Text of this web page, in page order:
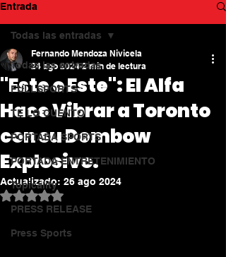
Entrada
Todas las entradas
FULLSPORTS
TE LO CUENTO
PORTADA SPORTS
PORTADA ENTRETENIMIENTO
Topicality
PRESS RELEASE
Press Sports
Todas las entradas
"Este o Este": El Alfa
Hace Vibrar a Toronto
con su Dembow
Explosivo.
Fernando Mendoza Nivicela
24 ago 2024 2 min de lectura
Actualizado: 26 ago 2024
Obtuvo NaN de 5 estrellas.